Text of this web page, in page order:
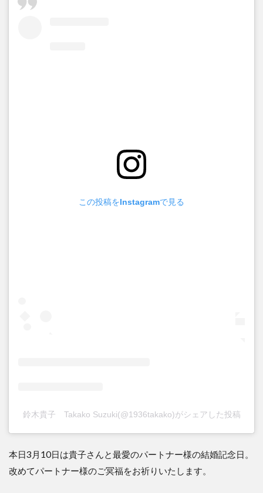
この投稿をInstagramで見る
鈴木貴子 Takako Suzuki(@1936takako)がシェアした投稿
本日3月10日は貴子さんと最愛のパートナー様の結婚記念日。
改めてパートナー様のご冥福をお祈りいたします。